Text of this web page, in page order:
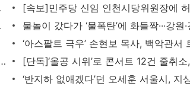
탈환’
피소
한 3년 묵은 베이킹소다·과탄산소다 쓸 수 있을